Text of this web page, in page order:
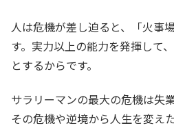
人は危機が差し迫ると、「火事
す。実力以上の能力を発揮して
とするからです。
サラリーマンの最大の危機は失
その危機や逆境から人生を変え